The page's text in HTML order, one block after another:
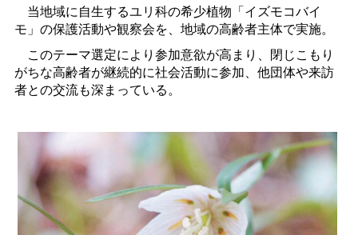
当地域に自生するユリ科の希少植物「イズモコバイ
モ」の保護活動や観察会を、地域の高齢者主体で実施。
このテーマ選定により参加意欲が高まり、閉じこもり
がちな高齢者が継続的に社会活動に参加、他団体や来訪
者との交流も深まっている。